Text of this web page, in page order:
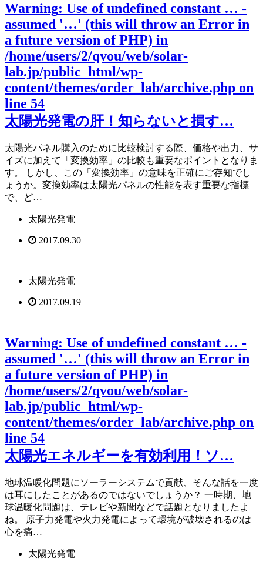
Warning: Use of undefined constant … -
assumed '…' (this will throw an Error in
a future version of PHP) in
/home/users/2/qvou/web/solar-
lab.jp/public_html/wp-
content/themes/order_lab/archive.php on
line 54
太陽光発電の肝！知らないと損す…
太陽光パネル購入のために比較検討する際、価格や出力、サ
イズに加えて「変換効率」の比較も重要なポイントとなりま
す。 しかし、この「変換効率」の意味を正確にご存知でし
ょうか。変換効率は太陽光パネルの性能を表す重要な指標
で、ど…
太陽光発電
2017.09.30
太陽光発電
2017.09.19
Warning: Use of undefined constant … -
assumed '…' (this will throw an Error in
a future version of PHP) in
/home/users/2/qvou/web/solar-
lab.jp/public_html/wp-
content/themes/order_lab/archive.php on
line 54
太陽光エネルギーを有効利用！ソ…
地球温暖化問題にソーラーシステムで貢献、そんな話を一度
は耳にしたことがあるのではないでしょうか？ 一時期、地
球温暖化問題は、テレビや新聞などで話題となりましたよ
ね。 原子力発電や火力発電によって環境が破壊されるのは
心を痛…
太陽光発電